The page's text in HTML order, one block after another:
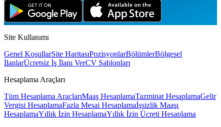
Site Kullanımı
Genel KoşullarSite HaritasıPozisyonlarBölümlerBölgesel
İlanlarÜcretsiz İş İlanı VerCV Şablonları
Hesaplama Araçları
Tüm Hesaplama AraçlarıMaaş HesaplamaTazminat HesaplamaGelir
Vergisi HesaplamaFazla Mesai Hesaplamaİşsizlik Maaşı
HesaplamaYıllık İzin HesaplamaYıllık İzin Ücreti Hesaplama